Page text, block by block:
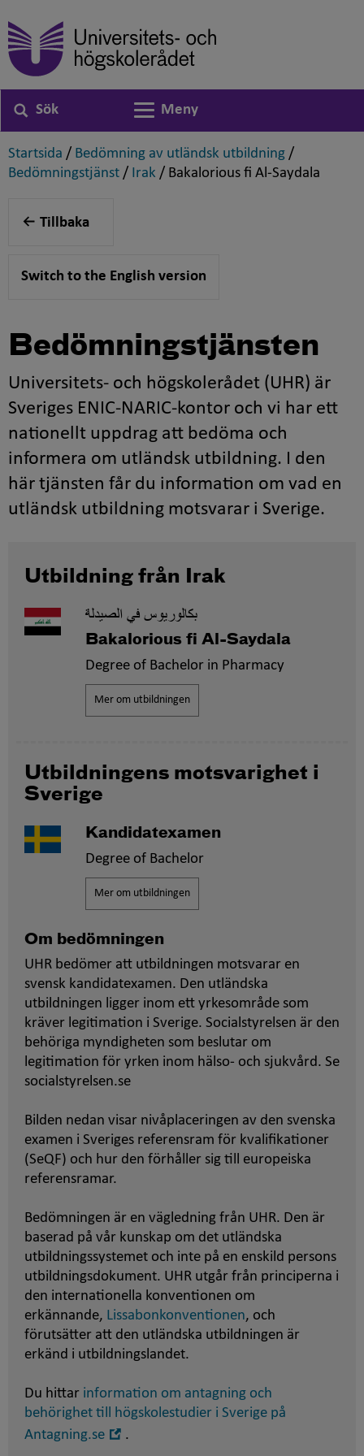
Sök
Växla navigering
Meny
Startsida ,
/ Bedömning av utländsk utbildning ,
/
Bedömningstjänst ,
/ Irak ,
/ Bakalorious fi Al-Saydala
Tillbaka
Switch to the English version
Bedömningstjänsten
Universitets- och högskolerådet (UHR) är
Sveriges ENIC-NARIC-kontor och vi har ett
nationellt uppdrag att bedöma och
informera om utländsk utbildning. I den
här tjänsten får du information om vad en
utländsk utbildning motsvarar i Sverige.
Utbildning från Irak
بكالوريوس في الصيدلة
Bakalorious fi Al-Saydala
Degree of Bachelor in Pharmacy
Mer om utbildningen
Utbildningens motsvarighet i
Sverige
Kandidatexamen
Degree of Bachelor
Mer om utbildningen
Om bedömningen
UHR bedömer att utbildningen motsvarar en
svensk kandidatexamen. Den utländska
utbildningen ligger inom ett yrkesområde som
kräver legitimation i Sverige. Socialstyrelsen är den
behöriga myndigheten som beslutar om
legitimation för yrken inom hälso- och sjukvård. Se
socialstyrelsen.se
Bilden nedan visar nivåplaceringen av den svenska
examen i Sveriges referensram för kvalifikationer
(SeQF) och hur den förhåller sig till europeiska
referensramar.
Bedömningen är en vägledning från UHR. Den är
baserad på vår kunskap om det utländska
utbildningssystemet och inte på en enskild persons
utbildningsdokument. UHR utgår från principerna i
den internationella konventionen om
erkännande, Lissabonkonventionen, och
förutsätter att den utländska utbildningen är
erkänd i utbildningslandet.
Du hittar information om antagning och
behörighet till högskolestudier i Sverige på
Antagning.se
.